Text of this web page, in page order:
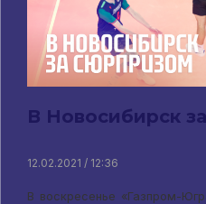
В Новосибирск
12.02.2021 / 12:36
В воскресенье «Газпром-